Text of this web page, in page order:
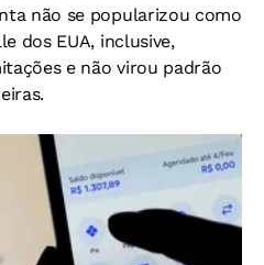
não se popularizou como
dos EUA, inclusive,
e não virou padrão